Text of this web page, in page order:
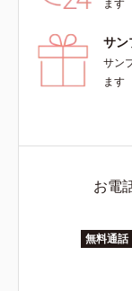
サン
サン
ます
お電
無料通話